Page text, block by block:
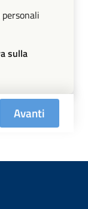
sulla
Avanti